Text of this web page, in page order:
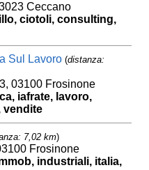
Ceccano
ciotoli, consulting,
Sul Lavoro (distanza:
03100 Frosinone
iafrate, lavoro,
vendite
7,02 km)
Frosinone
industriali, italia,